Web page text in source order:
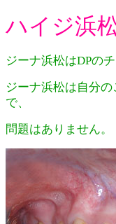
ハイジ浜
ジーナ浜松はDPの
ジーナ浜松は自分
で、
問題はありません。